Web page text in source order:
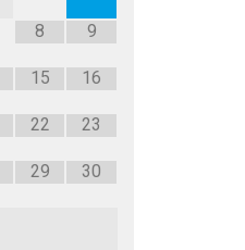
8 9
15 16
22 23
29 30